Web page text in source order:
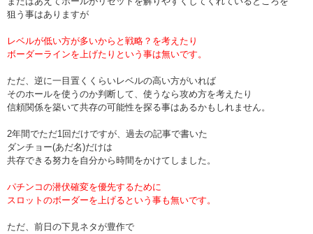
狙う事はありますが
レベルが低い方が多いからと戦略？を考えたり
ボーダーラインを上げたりという事は無いです。
ただ、逆に一目置くくらいレベルの高い方がいれば
そのホールを使うのか判断して、使うなら攻め方を考えたり
信頼関係を築いて共存の可能性を探る事はあるかもしれません。
2年間でただ1回だけですが、過去の記事で書いた
ダンチョー(あだ名)だけは
共存できる努力を自分から時間をかけてしました。
パチンコの潜伏確変を優先するために
スロットのボーダーを上げるという事も無いです。
ただ、前日の下見ネタが豊作で